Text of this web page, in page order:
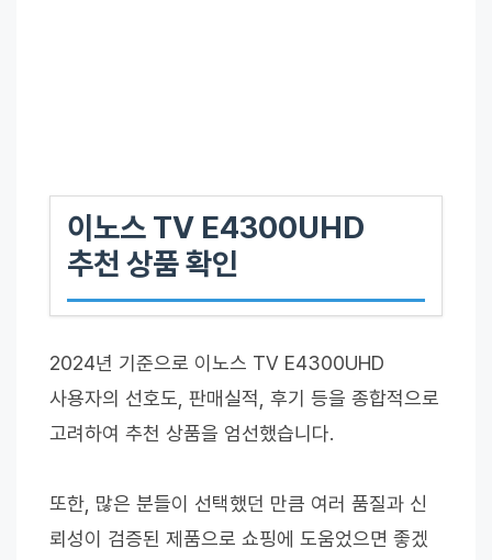
이노스 TV E4300UHD
추천 상품 확인
2024년 기준으로 이노스 TV E4300UHD
사용자의 선호도, 판매실적, 후기 등을 종합적으로
고려하여 추천 상품을 엄선했습니다.
또한, 많은 분들이 선택했던 만큼 여러 품질과 신
뢰성이 검증된 제품으로 쇼핑에 도움었으면 좋겠